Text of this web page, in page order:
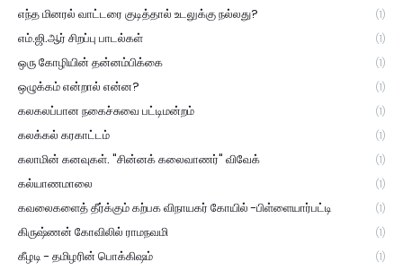
எந்த மினரல் வாட்டரை குடித்தால் உடலுக்கு நல்லது? (1)
எம்.ஜி.ஆர் சிறப்பு பாடல்கள் (1)
ஒரு கோழியின் தன்னம்பிக்கை (1)
ஒழுக்கம் என்றால் என்ன? (1)
கலகலப்பான நகைச்சுவை பட்டிமன்றம் (1)
கலக்கல் கரகாட்டம் (1)
கலாமின் கனவுகள். "சின்னக் கலைவாணர்" விவேக் (1)
கல்யாணமாலை (1)
கவலைகளைத் தீர்க்கும் கற்பக விநாயகர் கோயில் -பிள்ளையார்பட்டி (1)
கிருஷ்ணன் கோவிலில் ராமநவமி (1)
கீழடி - தமிழரின் பொக்கிஷம் (1)